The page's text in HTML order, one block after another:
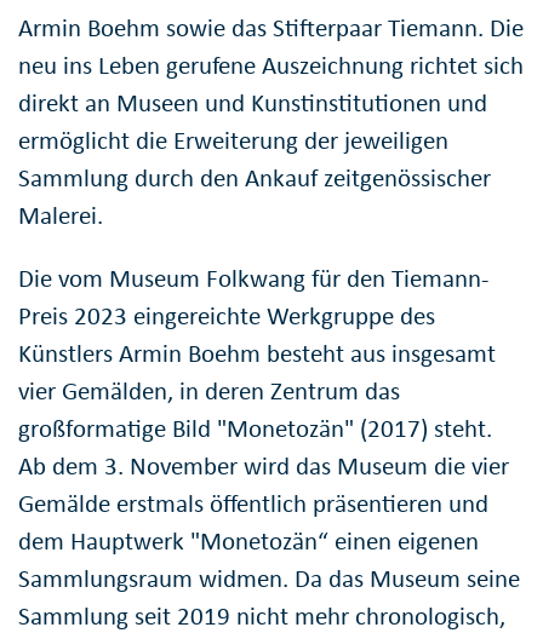
Armin Boehm sowie das Stifterpaar Tiemann. Die
neu ins Leben gerufene Auszeichnung richtet sich
direkt an Museen und Kunstinstitutionen und
ermöglicht die Erweiterung der jeweiligen
Sammlung durch den Ankauf zeitgenössischer
Malerei.
Die vom Museum Folkwang für den Tiemann-
Preis 2023 eingereichte Werkgruppe des
Künstlers Armin Boehm besteht aus insgesamt
vier Gemälden, in deren Zentrum das
großformatige Bild "Monetozän" (2017) steht.
Ab dem 3. November wird das Museum die vier
Gemälde erstmals öffentlich präsentieren und
dem Hauptwerk "Monetozän“ einen eigenen
Sammlungsraum widmen. Da das Museum seine
Sammlung seit 2019 nicht mehr chronologisch,